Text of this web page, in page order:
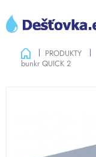
obsah
CZK
DomůPRODUKTY
bunkr QUICK 2